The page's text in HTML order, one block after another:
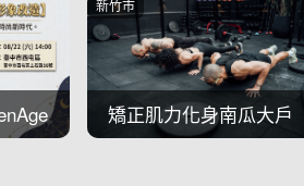
矯正肌力化身南瓜大戶
新竹市